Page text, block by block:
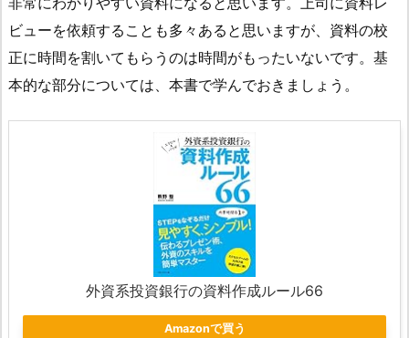
ビューを依頼することも多々あると思いますが、資料の校
正に時間を割いてもらうのは時間がもったいないです。基
本的な部分については、本書で学んでおきましょう。
外資系投資銀行の資料作成ルール66
Amazonで買う